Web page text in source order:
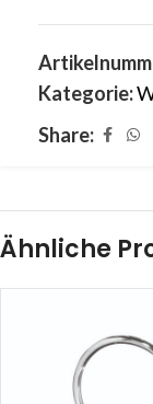
Kategorie:
Share:
Ähnliche